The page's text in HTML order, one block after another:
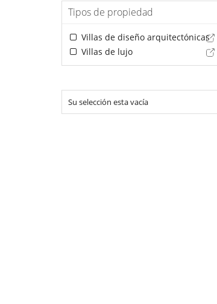
Tipos de propiedad
Villas de diseño arquitectónicas
Villas de lujo
Su selección esta vacía